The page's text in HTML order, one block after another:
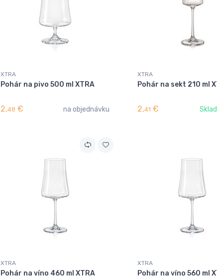
XTRA
Pohár na pivo 500 ml XTRA
2,48 € na objednávku
XTRA
Pohár na sekt 210 ml
2,41 €
XTRA
Pohár na víno 460 ml XTRA
XTRA
Pohár na víno 560 ml